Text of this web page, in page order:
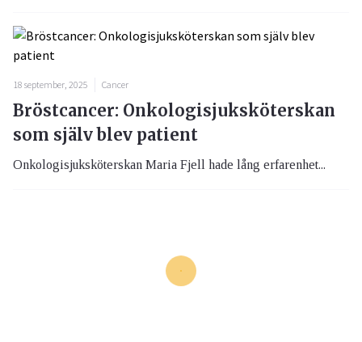
18 september, 2025 Cancer
Bröstcancer: Onkologisjuksköterskan
som själv blev patient
Onkologisjuksköterskan Maria Fjell hade lång erfarenhet...